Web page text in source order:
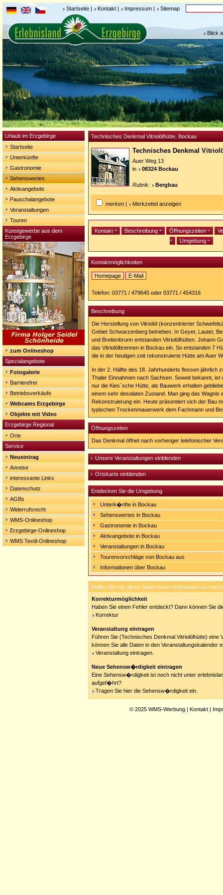
Startseite | Kontakt | Impressum | Sitemap
Blick
Urlaub im Erzgebirge
Startseite
Unterkünfte
Gastronomie
Sehenswertes
Aktivangebote
Pauschalangebote
Veranstaltungen
Touren
Kunstgewerbe aus dem
Erzgebirge
zum Onlineshop
Spezialangebote
Fotogalerie
Barrierefrei
Betriebsverkäufe
Webcams Erzgebirge
Objekte mit Video
Erzgebirge Regional
Orte
Service
Neueintrag
Anreise
interessante Links
Datenschutz
AGBs
Widerrufsrecht
WMS-Onlineshop
Erzgebirge-Onlineshop
WMS Textil-Onlineshop
Technisches Denkmal Vitriolölhütte, Bockau
Technisches Denkmal
Auer Weg 13
in
08324 Bockau
Rubrik: Bergbau
merken | Merkzettel anzeigen
Kontakt Beschreibung Öffnungszeiten
Umgebung
Kontaktmöglichkeiten
Homepage
http://www.bockau.de/index.php?
id=567
E-Mail
Telefon: 03771 / 479645 oder 03771 / 454316
Beschreibung
Die Herstellung von Vitriolöl (konzentrierter
Gebiet Schwarzenberg betrieben. In Geyer, Lauter,
und Breitenbrunn entstanden Vitriolölhütten. Johann
das Vitriolölbrennen in Bockau ein. So entstanden 7
die in der heutigen zeit rekonstruierte Hütte am Auer
In der 2. Hälfte des 18. Jahrhunderts flossen jährlich
Thaler Einnahmen nach Sachsen. Soweit bekannt, ist
nur die Kies`sche Hütte, als Bauwerk erhalten
einem sehr desolaten Zustand. Man ging das Wagnis
Rekonstruierung ein. Heute präsentiert sich der Bau
typischen Trockenmauerwerk dem Fachmann und
Öffnungszeiten
Das Denkmal öffnet nach vorheriger telefonischer
Unsere Veranstaltungen einblenden
Ortskarte einblenden
Entdecken Sie die Umgebung
Unterk�nfte in Bockau
Sehenswertes in Bockau
Gastronomie in Bockau
Aktivangebote in Bockau
Veranstaltungen in Bockau
Tourenvorschläge von Bockau aus
Informationen über Bockau
Helfen Sie mit, diese Seiten noch informativer zu
Korrekturmöglichkeit
Haben Sie einen Fehler entdeckt? Dann können Sie
Korrektur
Veranstaltung eintragen
Führen Sie (Technisches Denkmal Vitriolölhütte) eine
können Sie alle Daten in den Veranstaltungskalender
Veranstaltung eintragen.
Neue Sehensw�rdigkeit eintragen
Eine Sehensw�rdigkeit ist noch nicht unter
aufgef�hrt?
Tragen Sie hier die Sehensw�rdigkeit ein.
© 2025 WMS-Werbung | Kontakt |